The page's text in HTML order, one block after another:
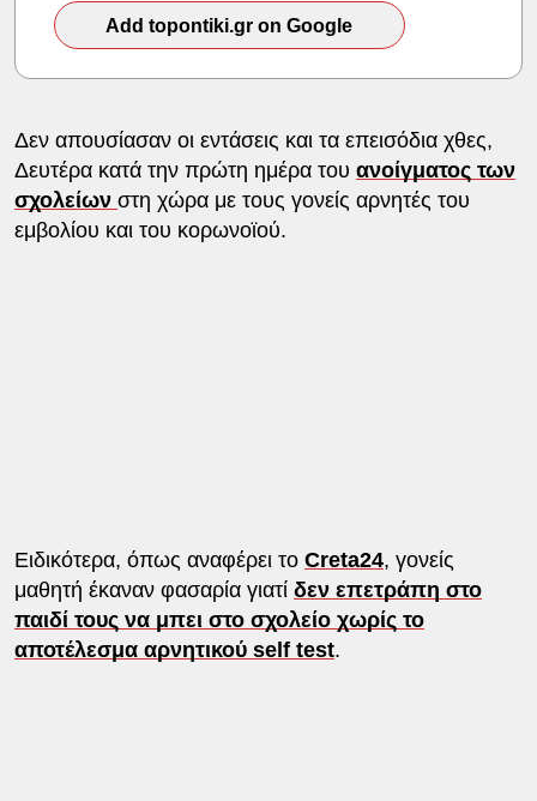
Add topontiki.gr on Google
Δεν απουσίασαν οι εντάσεις και τα επεισόδια χθες,
Δευτέρα κατά την πρώτη ημέρα του ανοίγματος των
σχολείων στη χώρα με τους γονείς αρνητές του
εμβολίου και του κορωνοϊού.
Ειδικότερα, όπως αναφέρει το Creta24, γονείς
μαθητή έκαναν φασαρία γιατί δεν επετράπη στο
παιδί τους να μπει στο σχολείο χωρίς το
αποτέλεσμα αρνητικού self test.